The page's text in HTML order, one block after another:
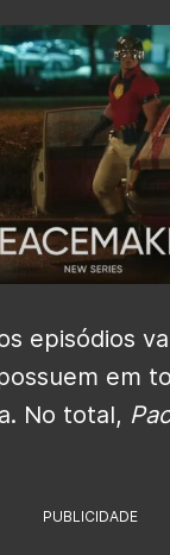
episódios
em
No total,
PUBLICIDADE